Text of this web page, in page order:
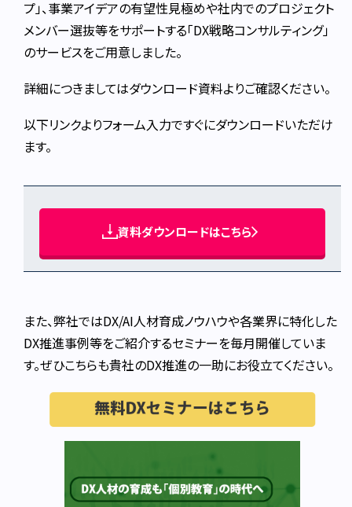
プ」、事業アイデアの有望性見極めや社内でのプロジェクト
メンバー選抜等をサポートする「DX戦略コンサルティング」
のサービスをご用意しました。
詳細につきましてはダウンロード資料よりご確認ください。
以下リンクよりフォーム入力ですぐにダウンロードいただけ
ます。
資料ダウンロードはこちら
また、弊社ではDX/AI人材育成ノウハウや各業界に特化した
DX推進事例等をご紹介するセミナーを毎月開催していま
す。ぜひこちらも貴社のDX推進の一助にお役立てください。